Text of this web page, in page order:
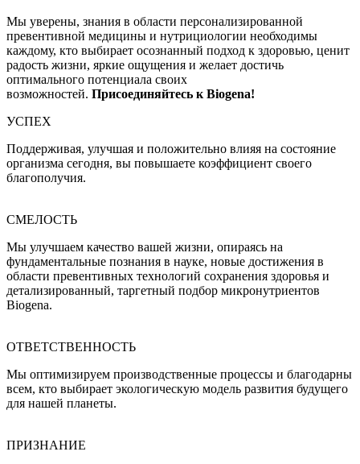
Мы уверены, знания в области персонализированной
превентивной медицины и нутрициологии необходимы
каждому, кто выбирает осознанный подход к здоровью, ценит
радость жизни, яркие ощущения и желает достичь
оптимального потенциала своих
возможностей. Присоединяйтесь к Biogena!
УСПЕХ
Поддерживая, улучшая и положительно влияя на состояние
организма сегодня, вы повышаете коэффициент своего
благополучия.
СМЕЛОСТЬ
Мы улучшаем качество вашей жизни, опираясь на
фундаментальные познания в науке, новые достижения в
области превентивных технологий сохранения здоровья и
детализированный, таргетный подбор микронутриентов
Biogena.
ОТВЕТСТВЕННОСТЬ
Мы оптимизируем производственные процессы и благодарны
всем, кто выбирает экологическую модель развития будущего
для нашей планеты.
ПРИЗНАНИЕ